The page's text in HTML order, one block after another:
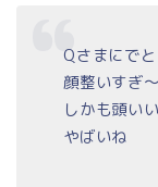
Qさまにで
顔整いすぎ〜
しかも頭い
やばいね